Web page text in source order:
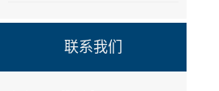
联系我们